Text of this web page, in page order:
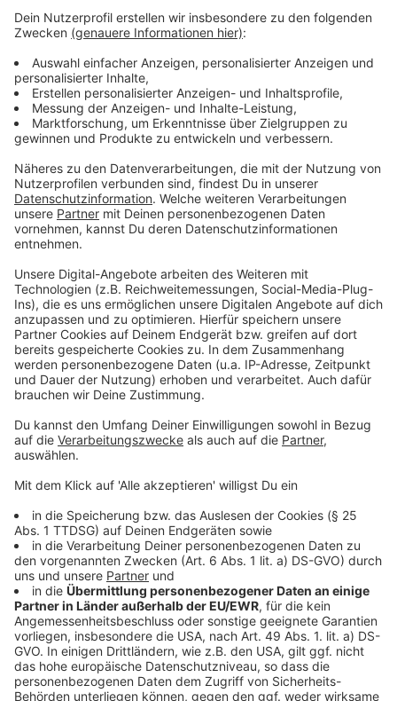
Anzeige
Einen Screenshot zu machen, das wissen viele, geht
mit der "Druck“ Taste. Da wird aber gleich der ganze
Bildschirm abfotografiert, sodass man das Bild
hinterher noch schneiden muss. Das geht viel
einfacher: "
Windows-Taste + Umschalttaste+
S" öffnet eine Screenshot-Ansicht, die man bearbeitet
kann. Das heißt, man kann dort mit ein paar kleinen
Werkzeugen seinen Bildausschnitt direkt bearbeiten
und woanders einfügen und muss nicht erst den
Screenshot in ein Bildbearbeitungsprogramm
kopieren.
Anzeige
Neue Tabs machen
Ein Klick mit dem Mausrad auf einen Link im Browser
öffnet immer den neuen Inhalt in einem neuem Tab. So
bleibt beim Surfen und Recherchieren die
Übersichtlichkeit über die besuchten Seiten erhalten.
Anzeige